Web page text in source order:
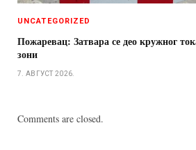
UNCATEGORIZED
Пожаревац: Затвара се део кружног
зони
7. АВГУСТ 2026.
Comments are closed.